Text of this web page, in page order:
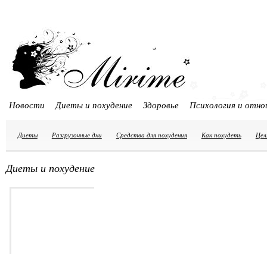
Новости Диеты и похудение Здоровье Психология и
Диеты Разгрузочные дни Средства для похудения Как похудеть
Диеты и похудение